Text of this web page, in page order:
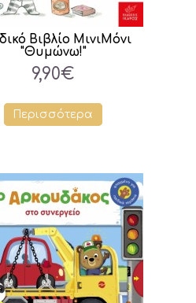
Βιβλίο ΜινιΜόνι
"Θυμώνω!"
9,90€
Περισσότερα